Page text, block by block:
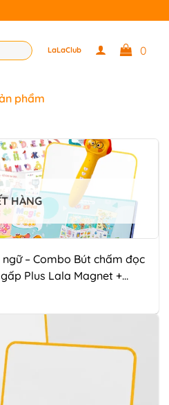
LaLaClub 0
phẩm
HÀNG
– Combo Bút chấm đọc
Plus Lala Magnet +